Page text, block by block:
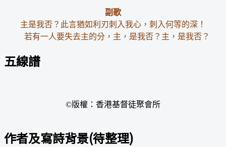
副歌
主是我否？此言猶如利刃刺入我心，刺入何等的深！
若有一人要失去主的分，主，是我否？主，是我否？
五線譜
©版權：香港基督徒聚會所
作者及寫詩背景(待整理)